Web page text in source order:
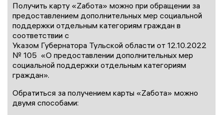
Получить карту «Zабота» можно при обращении за
предоставлением дополнительных мер социальной
поддержки отдельным категориям граждан в
соответствии с
Указом Губернатора Тульской области от 12.10.2022
№ 105 «О предоставлении дополнительных мер
социальной поддержки отдельным категориям
граждан».
Обратиться за получением карты «Zабота» можно
двумя способами: